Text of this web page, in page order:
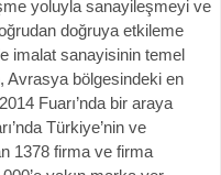
yoluyla sanayileşmeyi ve
doğruya etkileme
imalat sanayisinin temel
Avrasya bölgesindeki en
Fuarı’nda bir araya
Türkiye’nin ve
1378 firma ve firma